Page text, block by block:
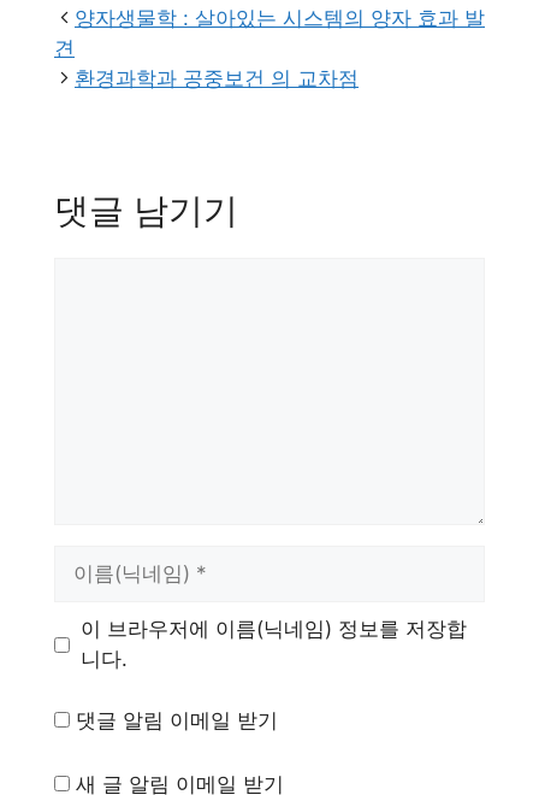
테
리
양자생물학 : 살아있는 시스템의 양자 효과 발
견
환경과학과 공중보건 의 교차점
댓글 남기기
이 브라우저에 이름(닉네임) 정보를 저장합
니다.
댓글 알림 이메일 받기
새 글 알림 이메일 받기